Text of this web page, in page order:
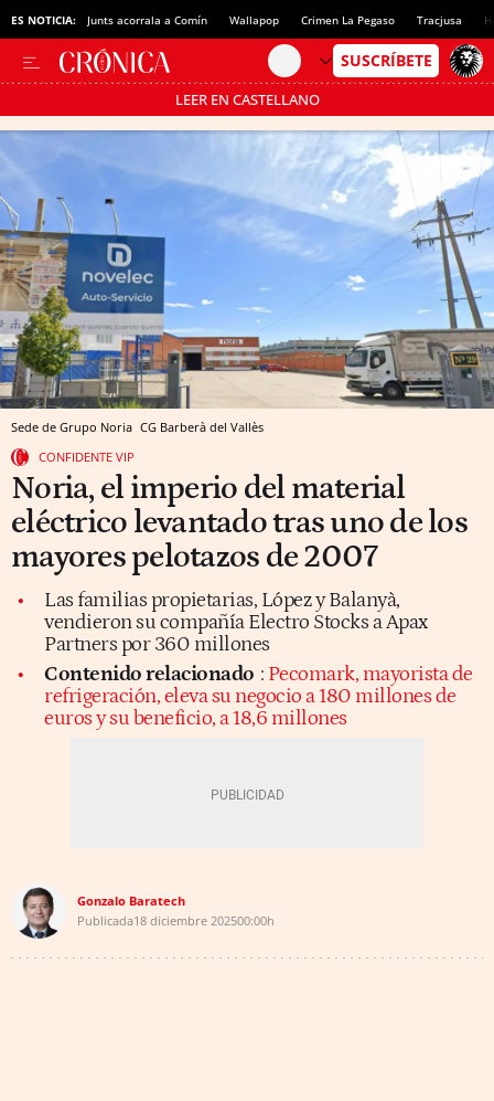
ES NOTICIA: Junts acorrala a Comín Wallapop Crimen La Pegaso Tracjusa
LEER EN CASTELLANO
Pásate al MODO AHORRO
Sede de Grupo Noria CG Barberà del Vallès
CONFIDENTE VIP
Noria, el imperio del material
eléctrico levantado tras uno de los
mayores pelotazos de 2007
Las familias propietarias, López y Balanyà,
vendieron su compañía Electro Stocks a Apax
Partners por 360 millones
Contenido relacionado : Pecomark, mayorista de
refrigeración, eleva su negocio a 180 millones de
euros y su beneficio, a 18,6 millones
Gonzalo Baratech
Publicada18 diciembre 202500:00h